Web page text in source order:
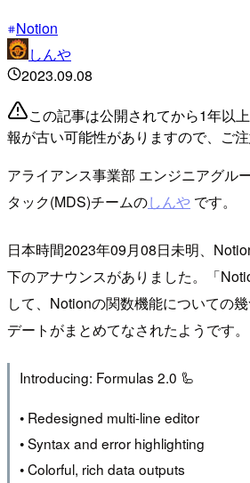
Notion
しんや
2023.09.08
この記事は公開されてから1年以
報が古い可能性がありますので、ご注
アライアンス事業部 エンジニアグル
タック(MDS)チームのしんや です。
日本時間2023年09月08日未明、
下のアナウンスがありました。「
して、Notionの関数機能についての
デートがまとめてなされたようです。
Introducing: Formulas 2.0 🦾
• Redesigned multi-line editor
• Syntax and error highlighting
• Colorful, rich data outputs